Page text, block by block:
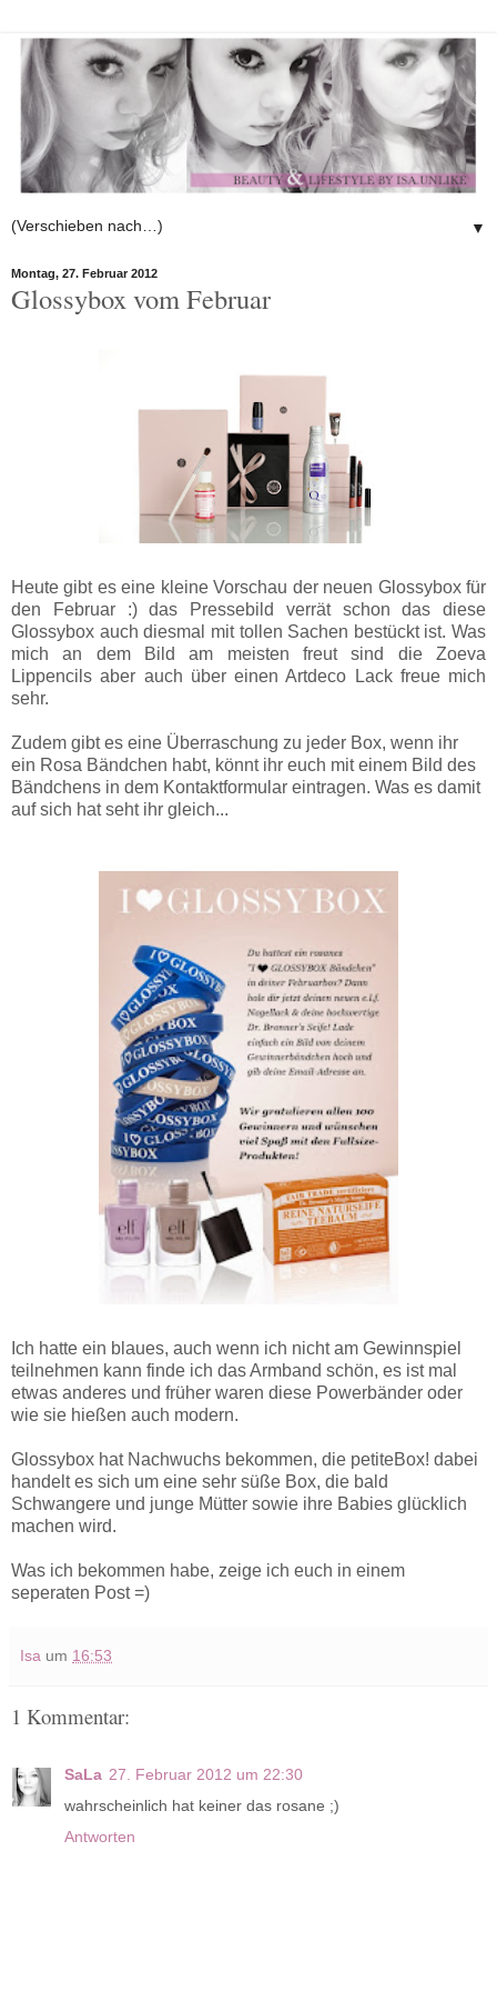
▼
Montag, 27. Februar 2012
Glossybox vom Februar
Heute gibt es eine kleine Vorschau der neuen Glossybox für
den Februar :) das Pressebild verrät schon das diese
Glossybox auch diesmal mit tollen Sachen bestückt ist. Was
mich an dem Bild am meisten freut sind die Zoeva
Lippencils aber auch über einen Artdeco Lack freue mich
sehr.
Zudem gibt es eine Überraschung zu jeder Box, wenn ihr
ein Rosa Bändchen habt, könnt ihr euch mit einem Bild des
Bändchens in dem Kontaktformular eintragen. Was es damit
auf sich hat seht ihr gleich...
Ich hatte ein blaues, auch wenn ich nicht am Gewinnspiel
teilnehmen kann finde ich das Armband schön, es ist mal
etwas anderes und früher waren diese Powerbänder oder
wie sie hießen auch modern.
Glossybox hat Nachwuchs bekommen, die petiteBox! dabei
handelt es sich um eine sehr süße Box, die bald
Schwangere und junge Mütter sowie ihre Babies glücklich
machen wird.
Was ich bekommen habe, zeige ich euch in einem
seperaten Post =)
Isa um 16:53
1 Kommentar:
SaLa 27. Februar 2012 um 22:30
wahrscheinlich hat keiner das rosane ;)
Antworten